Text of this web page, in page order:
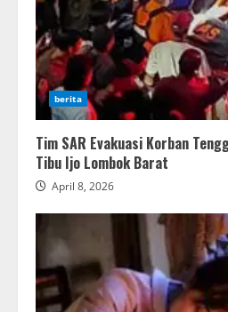
berita
Tim SAR Evakuasi Korban
Tibu Ijo Lombok Barat
April 8, 2026